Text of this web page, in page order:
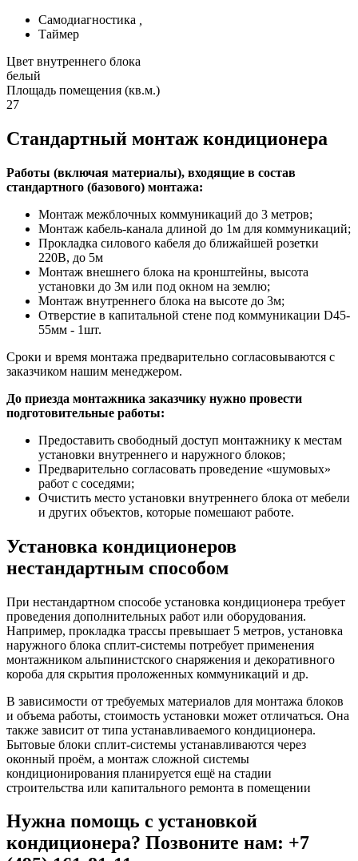
Самодиагностика
Таймер
Цвет внутреннего блока
белый
Площадь помещения (кв.м.)
27
Стандартный монтаж кондиционера
Работы (включая материалы), входящие в состав
стандартного (базового) монтажа:
Монтаж межблочных коммуникаций до 3 метров;
Монтаж кабель-канала длиной до 1м для коммуникаций;
Прокладка силового кабеля до ближайшей розетки
220В, до 5м
Монтаж внешнего блока на кронштейны, высота
установки до 3м или под окном на землю;
Монтаж внутреннего блока на высоте до 3м;
Отверстие в капитальной стене под коммуникации D45-
55мм - 1шт.
Сроки и время монтажа предварительно согласовываются с
заказчиком нашим менеджером.
До приезда монтажника заказчику нужно провести
подготовительные работы:
Предоставить свободный доступ монтажнику к местам
установки внутреннего и наружного блоков;
Предварительно согласовать проведение «шумовых»
работ с соседями;
Очистить место установки внутреннего блока от мебели
и других объектов, которые помешают работе.
Установка кондиционеров
нестандартным способом
При нестандартном способе установка кондиционера требует
проведения дополнительных работ или оборудования.
Например, прокладка трассы превышает 5 метров, установка
наружного блока сплит-системы потребует применения
монтажником альпинистского снаряжения и декоративного
короба для скрытия проложенных коммуникаций и др.
В зависимости от требуемых материалов для монтажа блоков
и объема работы, стоимость установки может отличаться. Она
также зависит от типа устанавливаемого кондиционера.
Бытовые блоки сплит-системы устанавливаются через
оконный проём, а монтаж сложной системы
кондиционирования планируется ещё на стадии
строительства или капитального ремонта в помещении
Нужна помощь с установкой
кондиционера? Позвоните нам: +7